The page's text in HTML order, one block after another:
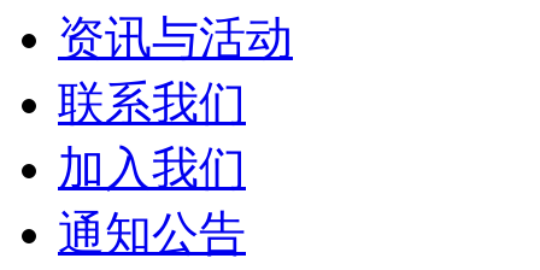
资讯与活动
联系我们
加入我们
通知公告